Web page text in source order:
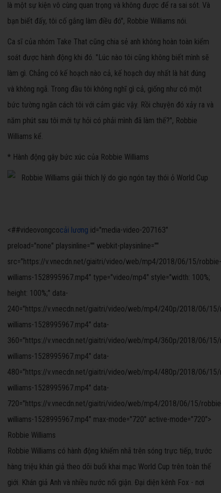
là một sự kiện vô cùng quan trọng và không được để ra sai sót. Và
bạn biết đấy, tôi cố gắng làm điều đó", Robbie Williams nói.
Ca sĩ của nhóm Take That cũng chia sẻ anh không hoàn toàn kiểm
soát được hành động khi đó. "Lúc nào tôi cũng không biết mình sẽ
làm gì. Chẳng có kế hoạch nào cả, kế hoạch duy nhất là hát đúng
và không ngã. Trong đầu tôi không nghĩ gì cả, giống như có một
bức tường ngăn cách tôi với cảm giác vậy. Rồi chuyện đó xảy ra và
năm phút sau tôi mới tự hỏi có phải mình đã làm thế?", Robbie
Williams kể.
* Hành động gây bức xúc của Robbie Williams
<##videovongcocải lương id="media-video-207163"
preload="none" playsinline="" webkit-playsinline=""
src="https://v.vnecdn.net/giaitri/video/web/mp4/2018/06/15/robbie-
williams-1528995967.mp4" type="video/mp4" style="width: 100%;
height: 100%;" data-
240="https://v.vnecdn.net/giaitri/video/web/mp4/240p/2018/06/
williams-1528995967.mp4" data-
360="https://v.vnecdn.net/giaitri/video/web/mp4/360p/2018/06/
williams-1528995967.mp4" data-
480="https://v.vnecdn.net/giaitri/video/web/mp4/480p/2018/06/
williams-1528995967.mp4" data-
720="https://v.vnecdn.net/giaitri/video/web/mp4/2018/06/15/
williams-1528995967.mp4" max-mode="720" active-mode="720">
Robbie Williams
Robbie Williams có hành động khiếm nhã trên sóng trực tiếp, trước
hàng triệu khán giả theo dõi buổi khai mạc World Cup trên toàn thế
giới. Khán giả Anh và nhiều nước nổi giận. Đại diện kênh Fox - nơi